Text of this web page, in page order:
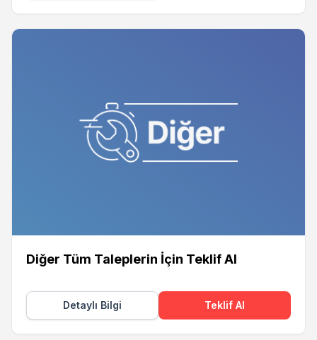
Diğer Tüm Taleplerin İçin Teklif Al
Detaylı Bilgi Teklif Al